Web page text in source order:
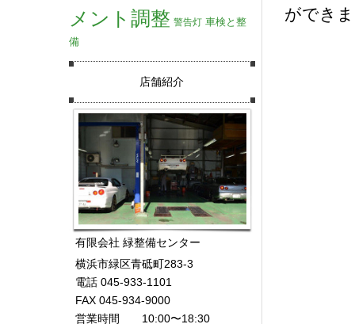
ができ
メント調整 警告灯 車検と整
備
店舗紹介
有限会社 緑整備センター
横浜市緑区青砥町283-3
電話 045-933-1101
FAX 045-934-9000
営業時間 10:00〜18:30